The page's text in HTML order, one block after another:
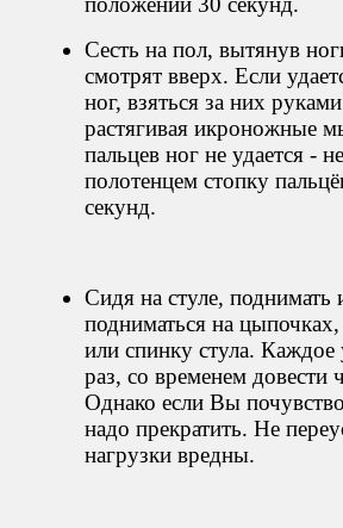
Сесть на пол, вытянув
смотрят вверх. Если
ног, взяться за них
растягивая икроножные
пальцев ног не удается -
полотенцем стопку
секунд.
Сидя на стуле, поднимать
подниматься на
или спинку стула.
раз, со временем довести
Однако если Вы
надо прекратить. Не
нагрузки вредны.